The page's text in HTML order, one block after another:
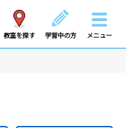
教室を探す 学習中の方 メニュー